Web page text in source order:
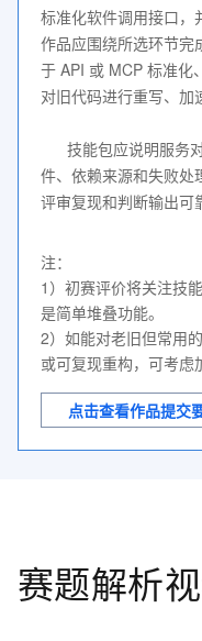
标准化软件调用接口，
作品应围绕所选环节完
于 API 或 MCP 标准化
对旧代码进行重写、加
技能包应说明服务
件、依赖来源和失败处
评审复现和判断输出可
注：
1）初赛评价将关注技
是简单堆叠功能。
2）如能对老旧但常用
或可复现重构，可考虑
点击查看作品提交
赛题解析